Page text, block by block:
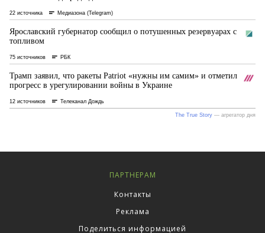
ПАРТНЕРАМ
Контакты
Реклама
Поделиться информацией